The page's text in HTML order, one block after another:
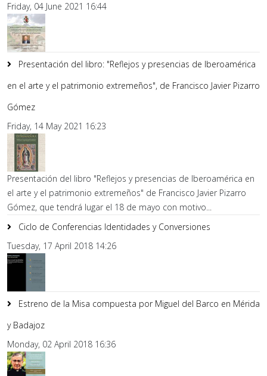
Friday, 04 June 2021 16:44
Presentación del libro: "Reflejos y presencias de Iberoamérica
en el arte y el patrimonio extremeños", de Francisco Javier Pizarro
Gómez
Friday, 14 May 2021 16:23
Presentación del libro "Reflejos y presencias de Iberoamérica en
el arte y el patrimonio extremeños" de Francisco Javier Pizarro
Gómez, que tendrá lugar el 18 de mayo con motivo...
Ciclo de Conferencias Identidades y Conversiones
Tuesday, 17 April 2018 14:26
Estreno de la Misa compuesta por Miguel del Barco en Mérida
y Badajoz
Monday, 02 April 2018 16:36